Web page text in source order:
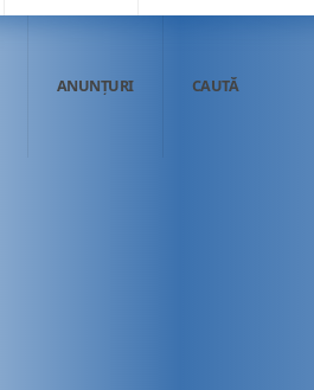
ANUNȚURI CAUTĂ